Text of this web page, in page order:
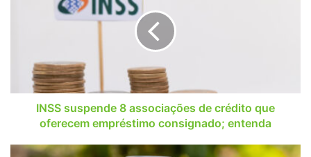
oferecem
empréstimo
consignado;
entenda
INSS suspende 8 associações de crédito que
oferecem empréstimo consignado; entenda
Governo